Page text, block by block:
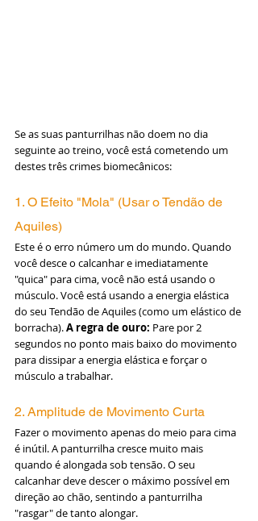
Se as suas panturrilhas não doem no dia
seguinte ao treino, você está cometendo um
destes três crimes biomecânicos:
1. O Efeito "Mola" (Usar o Tendão de
Aquiles)
Este é o erro número um do mundo. Quando
você desce o calcanhar e imediatamente
"quica" para cima, você não está usando o
músculo. Você está usando a energia elástica
do seu Tendão de Aquiles (como um elástico de
borracha). A regra de ouro: Pare por 2
segundos no ponto mais baixo do movimento
para dissipar a energia elástica e forçar o
músculo a trabalhar.
2. Amplitude de Movimento Curta
Fazer o movimento apenas do meio para cima
é inútil. A panturrilha cresce muito mais
quando é alongada sob tensão. O seu
calcanhar deve descer o máximo possível em
direção ao chão, sentindo a panturrilha
"rasgar" de tanto alongar.